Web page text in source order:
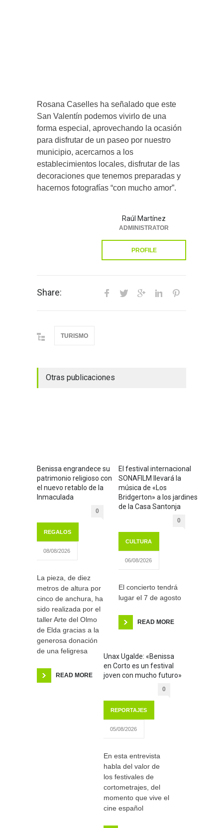
Rosana Caselles ha señalado que este
San Valentín podemos vivirlo de una
forma especial, aprovechando la ocasión
para disfrutar de un paseo por nuestro
municipio, acercarnos a los
establecimientos locales, disfrutar de las
decoraciones que tenemos preparadas y
hacernos fotografías “con mucho amor”.
Raúl Martínez
ADMINISTRATOR
PROFILE
Share:
TURISMO
Otras publicaciones
Benissa engrandece su
patrimonio religioso con
el nuevo retablo de la
Inmaculada
0
REGALOS
08/08/2026
La pieza, de diez
metros de altura por
cinco de anchura, ha
sido realizada por el
taller Arte del Olmo
de Elda gracias a la
generosa donación
de una feligresa
READ MORE
El festival internacional
SONAFILM llevará la
música de «Los
Bridgerton» a los jardines
de la Casa Santonja
0
CULTURA
06/08/2026
El concierto tendrá
lugar el 7 de agosto
READ MORE
Unax Ugalde: «Benissa
en Corto es un festival
joven con mucho futuro»
0
REPORTAJES
05/08/2026
En esta entrevista
habla del valor de
los festivales de
cortometrajes, del
momento que vive el
cine español